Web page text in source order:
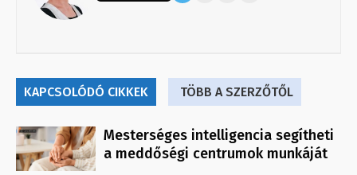
KAPCSOLÓDÓ CIKKEK TÖBB A SZERZŐTŐL
Mesterséges intelligencia segítheti
a meddőségi centrumok munkáját